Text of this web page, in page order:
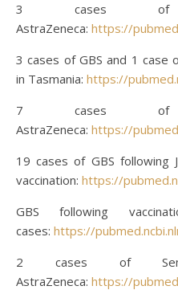
3 cases of
AstraZeneca: https://
3 cases of GBS and 1 case
in Tasmania: https://
7 cases of
AstraZeneca: https://
19 cases of GBS following
vaccination: https://
GBS following
cases: https://
2 cases of
AstraZeneca: https://